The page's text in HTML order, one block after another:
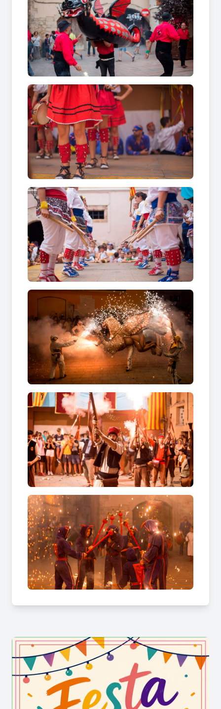
joia teatral transmesa de generació en generació
que commou els assistents a la plaça de
l'Església.
• Danses històriques i seguici popular: Els
bastoners centenaris, els gegants, el ball d'en
Serrallonga fan parada a Sant Quintí de Mediona
per omplir els carrers de ritme, colors i un orgull
identitari inigualable.
Intensitat de foc i bèsties folklòriques a
Sant Quintí de Mediona
La pólvora i les figures mitològiques guanyen un
protagonisme absolut durant les nits més
• Un dels correfocs més espectaculars del país: El
Ball de Diables, amb els seus històrics vestits
d'una sola peça, encén el municipi amb un
desplegament pirotècnic d'altíssim nivell i
intensitat.
• La fúria de les bèsties d'encesa: Els espectadors
de Sant Quintí de Mediona vibren amb el ball del
Drac clàssic i la imponent figura del Ferafoc, que
dansen envoltats d'espurnes i trons fins a la
matinada.
Grans revetlles i nits de concert per
cloure la festa a Sant Quintí de
Mediona
La música en directe, els balls de gala i els àpats
comunitaris posen el punt final a les jornades
més memorables del municipi.
• Orquestres de prestigi i barraques joves: Els
espais públics acullen grans formacions de ball,
cançons tradicionals i acomiadant la gran
celebració de la Festa Major de Sant Quintí de
Mediona amb el tradicional castell de focs
d'artifici.
Més informació